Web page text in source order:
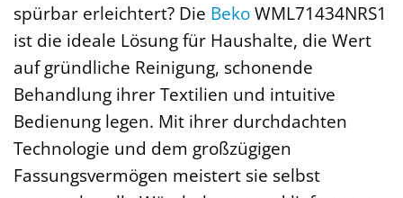
spürbar erleichtert? Die BekoWML71434NRS1
ist die ideale Lösung für Haushalte, die Wert
auf gründliche Reinigung, schonende
Behandlung ihrer Textilien und intuitive
Bedienung legen. Mit ihrer durchdachten
Technologie und dem großzügigen
Fassungsvermögen meistert sie selbst